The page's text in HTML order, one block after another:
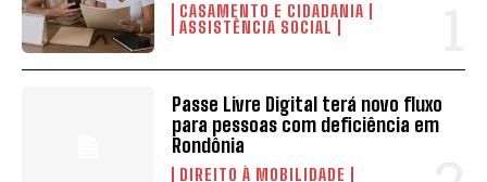
CASAMENTO E CIDADANIA
ASSISTÊNCIA SOCIAL
Passe Livre Digital terá novo fluxo
para pessoas com deficiência em
Rondônia
DIREITO À MOBILIDADE